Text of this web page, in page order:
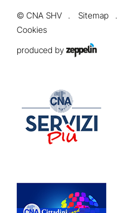
©CNA SHV Sitemap
Cookies
produced by